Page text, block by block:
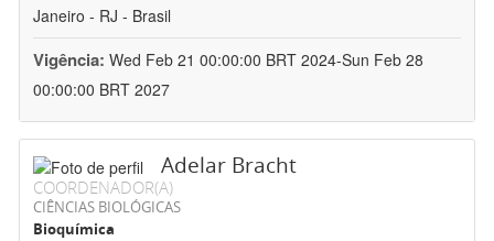
Janeiro - RJ - Brasil
Vigência: Wed Feb 21 00:00:00 BRT 2024-Sun Feb 28
00:00:00 BRT 2027
Adelar Bracht
COORDENADOR(A)
CIÊNCIAS BIOLÓGICAS
Bioquímica